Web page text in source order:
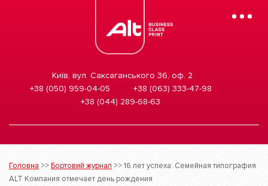
Київ, вул. Саксаганського 36, оф. 2
+38 (050) 959-04-05
+38 (063) 333-47-98
+38 (044) 289-68-63
Mobile
Головна >>Бортовий журнал >>16 лет успеха: Семейная типография
ALT Компания отмечает день рождения